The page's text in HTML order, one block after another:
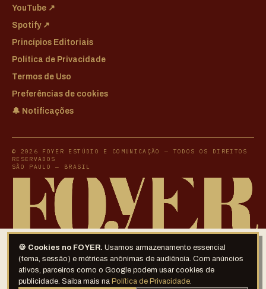
🍪 Cookies no FOYER. Usamos armazenamento essencial
(tema, sessão) e métricas anônimas de audiência. Com anúncios
ativos, parceiros como o Google podem usar cookies de
publicidade. Saiba mais na Política de Privacidade.
YouTube ↗
Spotify ↗
Princípios Editoriais
Política de Privacidade
Termos de Uso
Preferências de cookies
🔔 Notificações
© 2026 FOYER ESTÚDIO E COMUNICAÇÃO — TODOS OS DIREITOS
RESERVADOS
SÃO PAULO — BRASIL